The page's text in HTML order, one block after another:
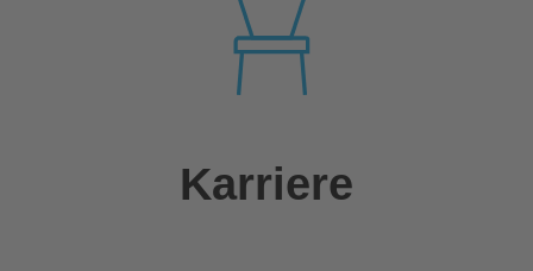
Karriere